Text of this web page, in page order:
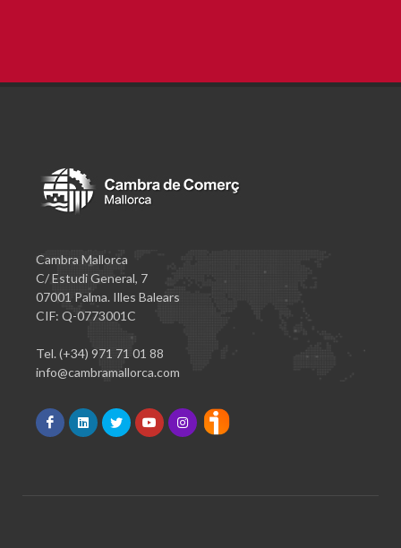
Cambra Mallorca
C/ Estudi General, 7
07001 Palma. Illes Balears
CIF: Q-0773001C
Tel. (+34) 971 71 01 88
info@cambramallorca.com